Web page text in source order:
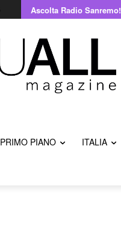
Ascolta Radio Sanremo!
PRIMO PIANO ITALIA